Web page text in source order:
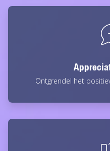
Ontgrendel het